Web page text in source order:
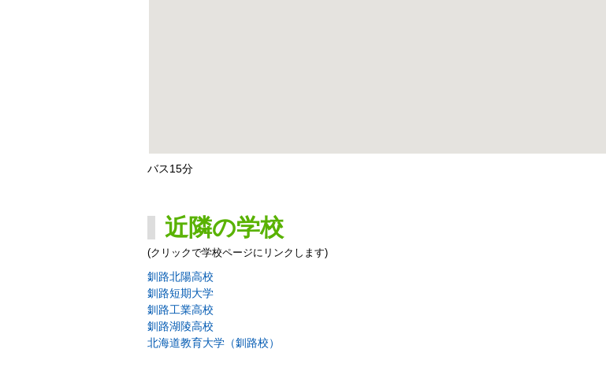
バス15分
近隣の学校
(クリックで学校ページにリンクします)
釧路北陽高校
釧路短期大学
釧路工業高校
釧路湖陵高校
北海道教育大学（釧路校）